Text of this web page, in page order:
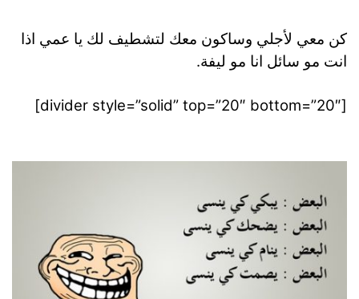
كن معي لأجلي وساكون معك لتشطيف لك يا عمي اذا
انت مو سائل انا مو ليفة.
[divider style=”solid” top=”20″ bottom=”20″]